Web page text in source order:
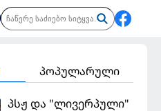
პოპულარული
პსჟ და "ლივერპული"